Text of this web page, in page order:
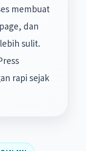
membuat
dan
sulit.
rapi sejak